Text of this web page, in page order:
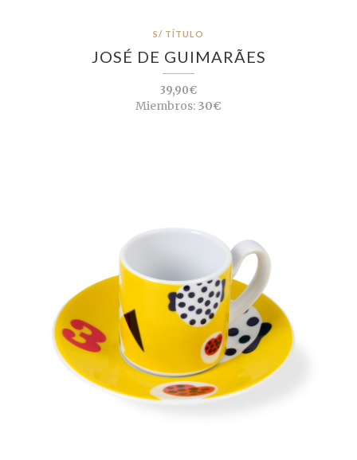
S/ TÍTULO
JOSÉ DE GUIMARÃES
39,90€
Miembros: 30€